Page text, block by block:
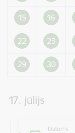
15 16
22 23
29 30
17. jūlijs
Datums